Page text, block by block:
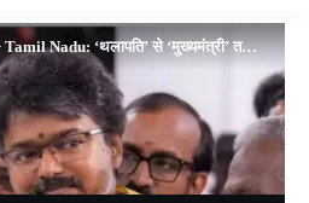
Tamil Nadu: ‘थलापति’ से ‘मुख्यमंत्री’ तक का सफर; आज शपथ लेंगे विजय, चेन्नई में जश्न का माहौल